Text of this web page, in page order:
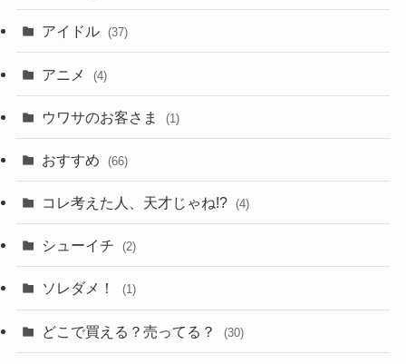
アイドル (37)
アニメ (4)
ウワサのお客さま (1)
おすすめ (66)
コレ考えた人、天才じゃね!? (4)
シューイチ (2)
ソレダメ！ (1)
どこで買える？売ってる？ (30)